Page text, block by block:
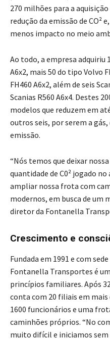
270 milhões para a
redução da emissão de CO²
menos impacto no meio
Ao todo, a empresa adquiriu
A6x2, mais 50 do tipo Volvo
FH460 A6x2, além de seis
Scanias R560 A6x4. Destes
modelos que reduzem em
outros seis, por serem a
emissão.
“Nós temos que deixar
quantidade de C0² jogado
ampliar nossa frota com
modernos, em busca de um
diretor da Fontanella
Crescimento e
Fundada em 1991 e com
Fontanella Transportes é
princípios familiares. Após
conta com 20 filiais em mais
1600 funcionários e uma
caminhões próprios. “No
muito difícil e iniciamos